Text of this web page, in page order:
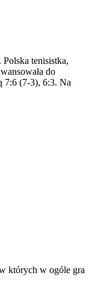
tenisistka,
do
7:6 (7-3), 6:3. Na
których w ogóle gra